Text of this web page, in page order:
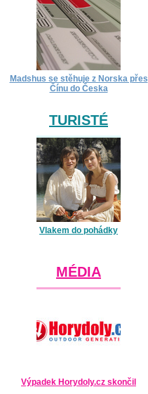
Madshus se stěhuje z Norska přes
Čínu do Česka
TURISTÉ
Vlakem do pohádky
MÉDIA
Výpadek Horydoly.cz skončil